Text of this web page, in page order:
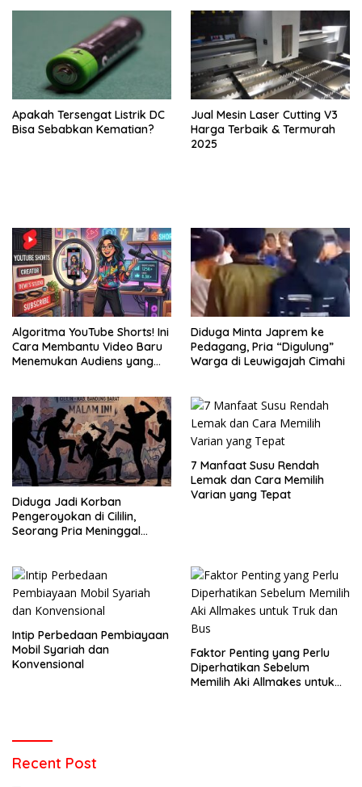
Apakah Tersengat Listrik DC
Bisa Sebabkan Kematian?
Jual Mesin Laser Cutting V3
Harga Terbaik & Termurah
2025
Algoritma YouTube Shorts! Ini
Cara Membantu Video Baru
Menemukan Audiens yang
Diduga Minta Japrem ke
Pedagang, Pria “Digulung”
Warga di Leuwigajah Cimahi
Diduga Jadi Korban
Pengeroyokan di Cililin,
Seorang Pria Meninggal
7 Manfaat Susu Rendah
Lemak dan Cara Memilih
Varian yang Tepat
Intip Perbedaan Pembiayaan
Mobil Syariah dan
Konvensional
Faktor Penting yang Perlu
Diperhatikan Sebelum
Memilih Aki Allmakes untuk
Recent Post